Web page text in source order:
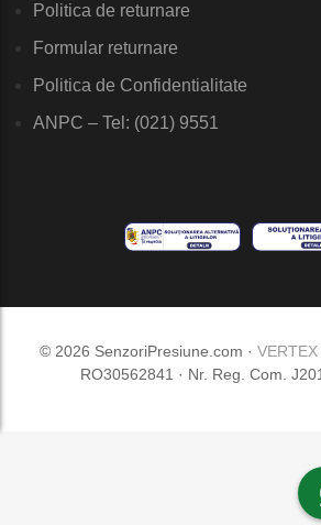
Politica de returnare
Formular returnare
Politica de Confidentialitate
ANPC – Tel: (021) 9551
© 2026 SenzoriPresiune.com · VERTEX
RO30562841 · Nr. Reg. Com.